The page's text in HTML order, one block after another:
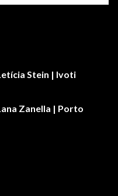
Stein | Ivoti
Zanella | Porto